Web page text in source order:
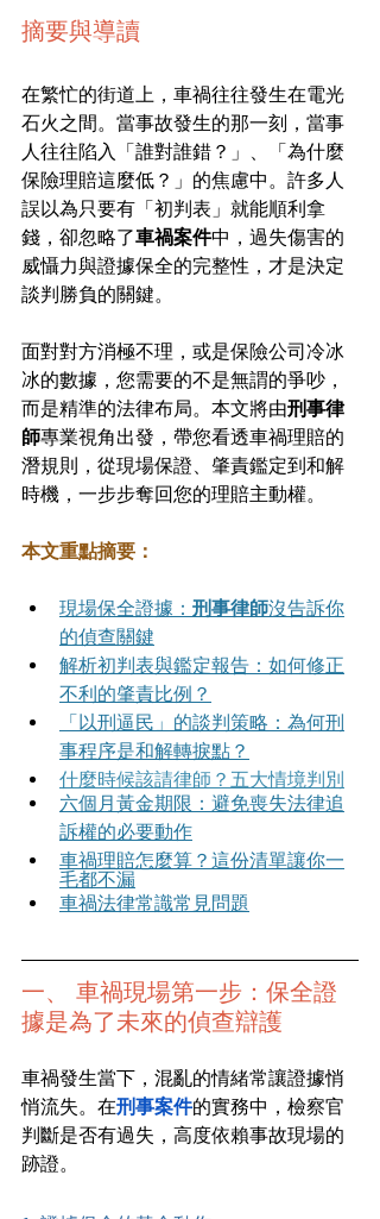
摘要與導讀
在繁忙的街道上，車禍往往發生在電光
石火之間。當事故發生的那一刻，當事
人往往陷入「誰對誰錯？」、「為什麼
保險理賠這麼低？」的焦慮中。許多人
誤以為只要有「初判表」就能順利拿
錢，卻忽略了車禍案件中，過失傷害的
威懾力與證據保全的完整性，才是決定
談判勝負的關鍵。
面對對方消極不理，或是保險公司冷冰
冰的數據，您需要的不是無謂的爭吵，
而是精準的法律布局。本文將由刑事律
師專業視角出發，帶您看透車禍理賠的
潛規則，從現場保證、肇責鑑定到和解
時機，一步步奪回您的理賠主動權。
本文重點摘要：
現場保全證據： 刑事律師沒告訴你
的偵查關鍵
解析初判表與鑑定報告：如何修正
不利的肇責比例？
「以刑逼民」的談判策略：為何刑
事程序是和解轉捩點？
什麼時候該請律師？五大情境判別
六個月黃金期限：避免喪失法律追
訴權的必要動作
車禍理賠怎麼算？這份清單讓你一
毛都不漏
車禍法律常識常見問題
一、 車禍現場第一步：保全證
據是為了未來的偵查辯護
車禍發生當下，混亂的情緒常讓證據悄
悄流失。在刑事案件的實務中，檢察官
判斷是否有過失，高度依賴事故現場的
跡證。